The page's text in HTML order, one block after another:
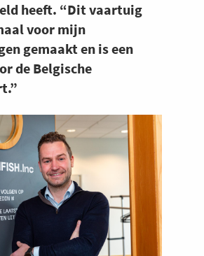
heeft. “Dit vaartuig
voor mijn
gemaakt en is een
de Belgische